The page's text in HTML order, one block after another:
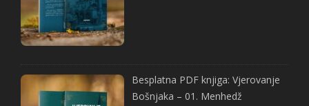
Besplatna PDF knjiga: Vjerovanje
Bošnjaka – 01. Menhedž